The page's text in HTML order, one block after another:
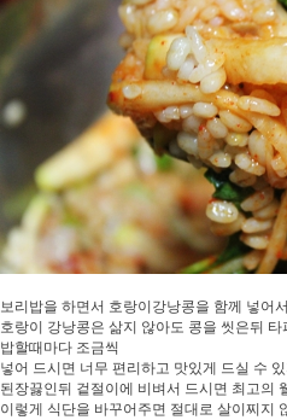
보리밥을 하면서 호랑이강낭콩을 함께 넣어
호랑이 강낭콩은 삶지 않아도 콩을 씻은뒤
밥할때마다 조금씩
넣어 드시면 너무 편리하고 맛있게 드실 수
된장끓인뒤 겉절이에 비벼서 드시면 최고의
이렇게 식단을 바꾸어주면 절대로 살이찌지